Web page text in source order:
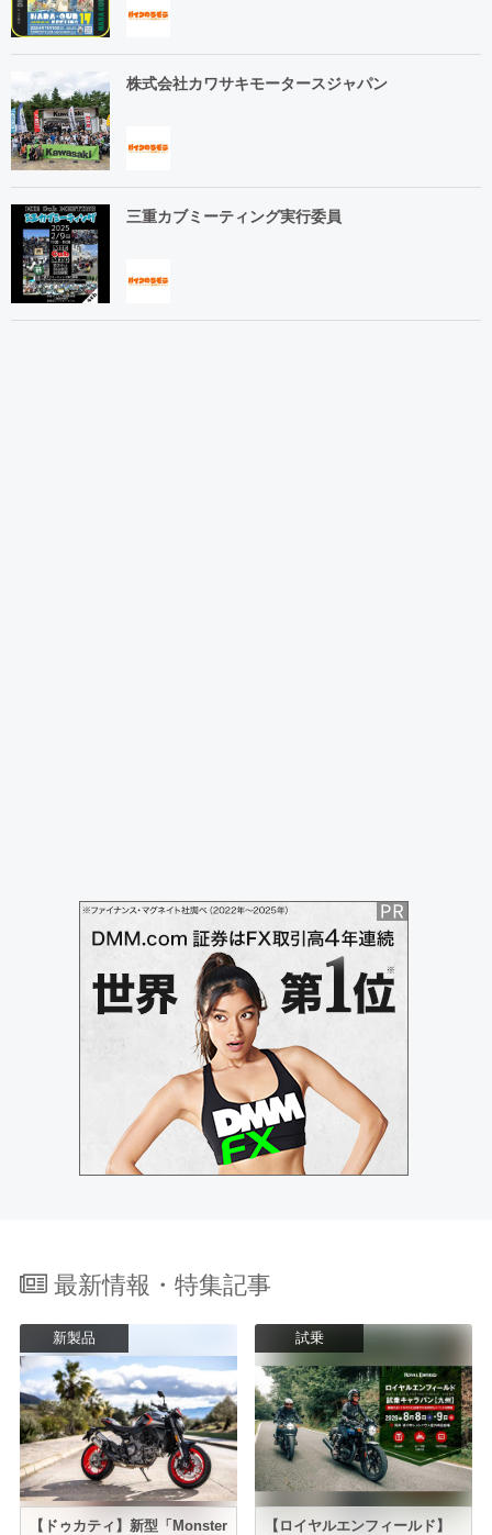
株式会社カワサキモータースジャパン
三重カブミーティング実行委員
最新情報・特集記事
新製品
【ドゥカティ】新型「Monster
試乗
【ロイヤルエンフィールド】